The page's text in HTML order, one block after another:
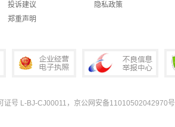
投诉建议
郑重声明
隐私政策
号 L-BJ-CJ00011，京公网安备11010502042970号